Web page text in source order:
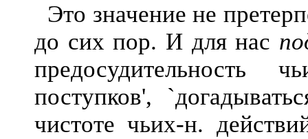
Это значение не
до сих пор. И для нас
предосудительность
поступков',
чистоте чьих-н.